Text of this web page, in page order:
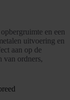
en een
uitvoering en
aan op de
van ordners,